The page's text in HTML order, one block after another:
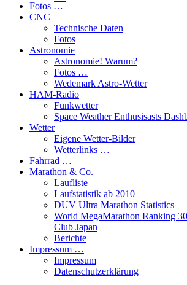
Fotos …
CNC
Technische Daten
Fotos
Astronomie
Astronomie! Warum?
Fotos …
Wedemark Astro-Wetter
HAM-Radio
Funkwetter
Space Weather Enthusisasts
Wetter
Eigene Wetter-Bilder
Wetterlinks …
Fahrrad …
Marathon & Co.
Laufliste
Laufstatistik ab 2010
DUV Ultra Marathon Statistics
World MegaMarathon Ranking
Club Japan
Berichte
Impressum …
Impressum
Datenschutzerklärung